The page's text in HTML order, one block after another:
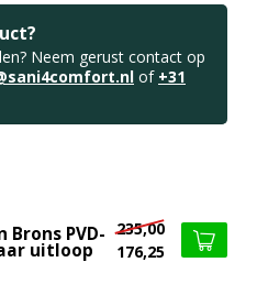
Neem gerust contact op
of +31
PVD-
uitloop
235,00
176,25